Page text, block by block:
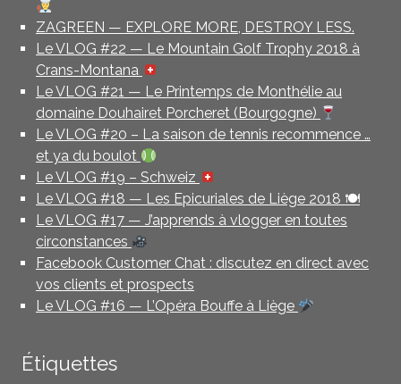
ZAGREEN — EXPLORE MORE, DESTROY LESS.
Le VLOG #22 — Le Mountain Golf Trophy 2018 à
Crans-Montana
Le VLOG #21 — Le Printemps de Monthélie au
domaine Douhairet Porcheret (Bourgogne)
Le VLOG #20 – La saison de tennis recommence …
et ya du boulot
Le VLOG #19 – Schweiz
Le VLOG #18 — Les Epicuriales de Liège 2018 🍽
Le VLOG #17 — J’apprends à vlogger en toutes
circonstances
Facebook Customer Chat : discutez en direct avec
vos clients et prospects
Le VLOG #16 — L’Opéra Bouffe à Liège
Étiquettes